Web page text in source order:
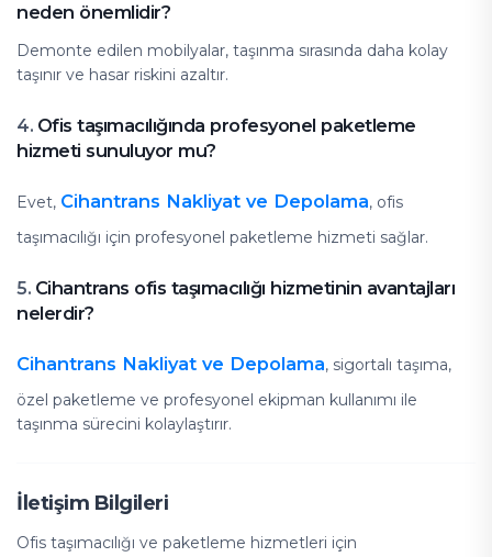
neden önemlidir?
Demonte edilen mobilyalar, taşınma sırasında daha kolay
taşınır ve hasar riskini azaltır.
4. Ofis taşımacılığında profesyonel paketleme
hizmeti sunuluyor mu?
Evet, Cihantrans Nakliyat ve Depolama, ofis
taşımacılığı için profesyonel paketleme hizmeti sağlar.
5. Cihantrans ofis taşımacılığı hizmetinin avantajları
nelerdir?
Cihantrans Nakliyat ve Depolama, sigortalı taşıma,
özel paketleme ve profesyonel ekipman kullanımı ile
taşınma sürecini kolaylaştırır.
İletişim Bilgileri
Ofis taşımacılığı ve paketleme hizmetleri için